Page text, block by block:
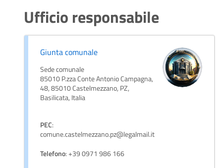
Ufficio responsabile
Giunta comunale
Sede comunale
85010 P.zza Conte Antonio Campagna,
48, 85010 Castelmezzano, PZ,
Basilicata, Italia
PEC:
comune.castelmezzano.pz@legalmail.it
Telefono: +39 0971 986 166